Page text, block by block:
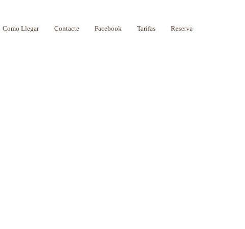
Como Llegar Contacte Facebook Tarifas Reserva